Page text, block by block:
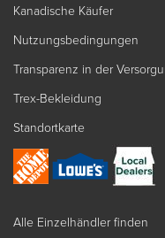
Kanadische Käufer
Nutzungsbedingungen
Transparenz in der
Trex-Bekleidung
Standortkarte
Alle Einzelhändler finden